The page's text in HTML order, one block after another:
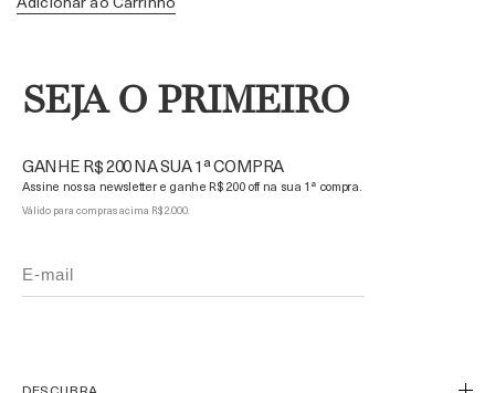
SEJA O PRIMEIRO
GANHE R$ 200 NA SUA 1ª COMPRA
Assine nossa newsletter e ganhe R$ 200 off na sua 1ª compra.
Válido para compras acima R$ 2.000.